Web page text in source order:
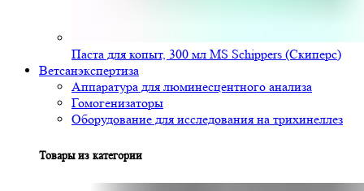
Паста для копыт, 300 мл MS Schippers (Скиперс)
Ветсанэкспертиза
Аппаратура для люминесцентного анализа
Гомогенизаторы
Оборудование для исследования на трихинеллез
Товары из категории